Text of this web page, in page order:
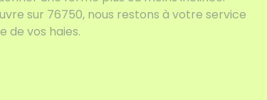
sur 76750, nous restons à votre service
de vos haies.